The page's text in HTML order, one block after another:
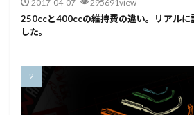
2017-04-07 295691view
250ccと400ccの維持費の違い。リアルに
した。